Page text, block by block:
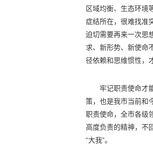
区域均衡、生态环境
症结所在，很难找准
迫切需要再来一次思
求、新形势、新使命
径依赖和思维惯性，
牢记职责使命才
策，也是我市当前和
职责使命，全市各级
高度负责的精神，不
“大我”。